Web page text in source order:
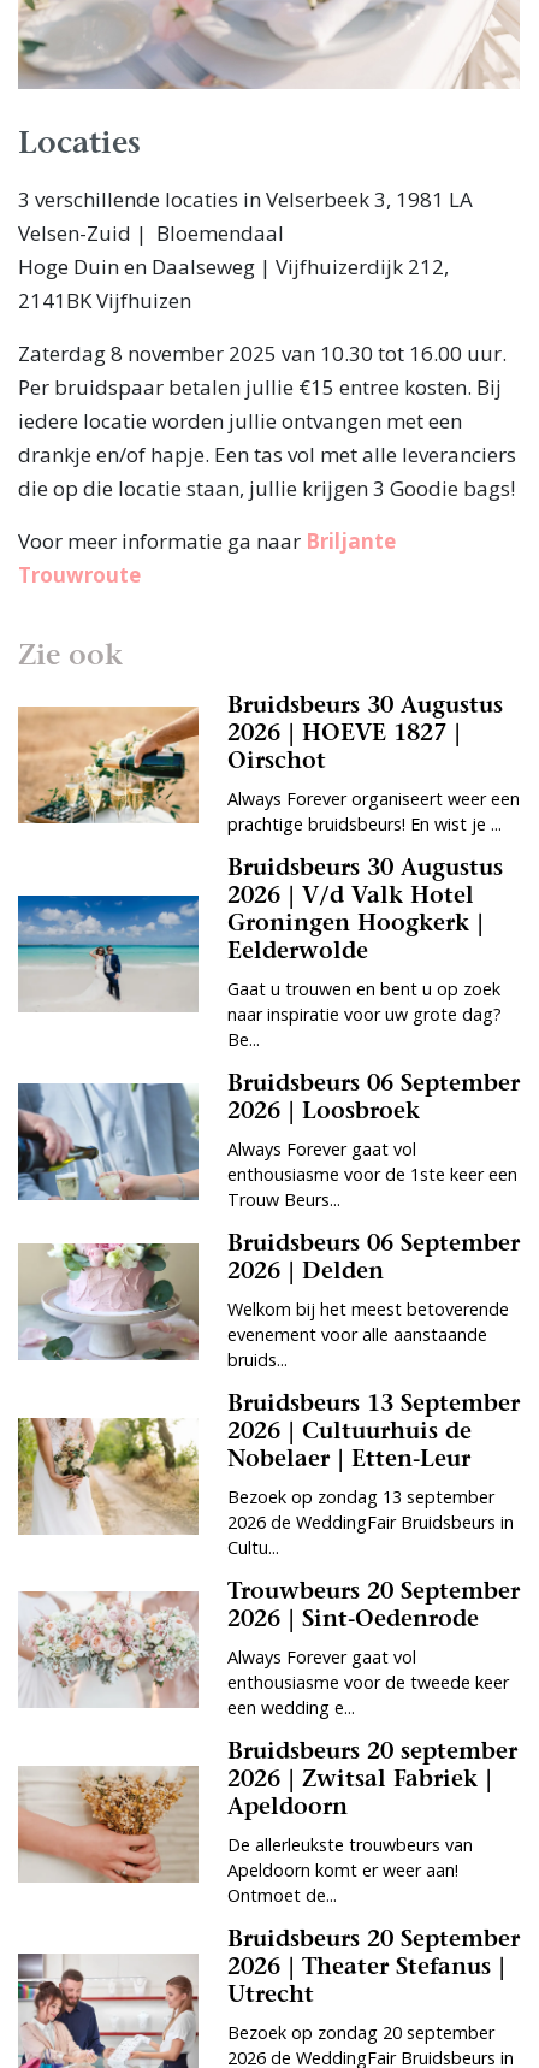
Locaties
3 verschillende locaties in Velserbeek 3, 1981 LA
Velsen-Zuid | Bloemendaal
Hoge Duin en Daalseweg | Vijfhuizerdijk 212,
2141BK Vijfhuizen
Zaterdag 8 november 2025 van 10.30 tot 16.00 uur.
Per bruidspaar betalen jullie €15 entree kosten. Bij
iedere locatie worden jullie ontvangen met een
drankje en/of hapje. Een tas vol met alle leveranciers
die op die locatie staan, jullie krijgen 3 Goodie bags!
Voor meer informatie ga naar Briljante
Trouwroute
Zie ook
Bruidsbeurs 30 Augustus
2026 | HOEVE 1827 |
Oirschot
Always Forever organiseert weer een
prachtige bruidsbeurs! En wist je ...
Bruidsbeurs 30 Augustus
2026 | V/d Valk Hotel
Groningen Hoogkerk |
Eelderwolde
Gaat u trouwen en bent u op zoek
naar inspiratie voor uw grote dag?
Be...
Bruidsbeurs 06 September
2026 | Loosbroek
Always Forever gaat vol
enthousiasme voor de 1ste keer een
Trouw Beurs...
Bruidsbeurs 06 September
2026 | Delden
Welkom bij het meest betoverende
evenement voor alle aanstaande
bruids...
Bruidsbeurs 13 September
2026 | Cultuurhuis de
Nobelaer | Etten-Leur
Bezoek op zondag 13 september
2026 de WeddingFair Bruidsbeurs in
Cultu...
Trouwbeurs 20 September
2026 | Sint-Oedenrode
Always Forever gaat vol
enthousiasme voor de tweede keer
een wedding e...
Bruidsbeurs 20 september
2026 | Zwitsal Fabriek |
Apeldoorn
De allerleukste trouwbeurs van
Apeldoorn komt er weer aan!
Ontmoet de...
Bruidsbeurs 20 September
2026 | Theater Stefanus |
Utrecht
Bezoek op zondag 20 september
2026 de WeddingFair Bruidsbeurs in